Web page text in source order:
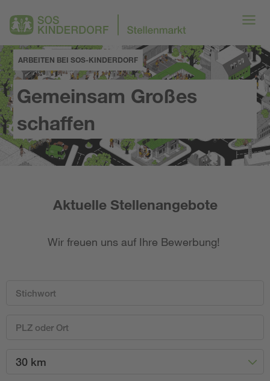
ARBEITEN BEI SOS-KINDERDORF
Gemeinsam Großes
schaffen
Aktuelle Stellenangebote
Wir freuen uns auf Ihre Bewerbung!
30 km